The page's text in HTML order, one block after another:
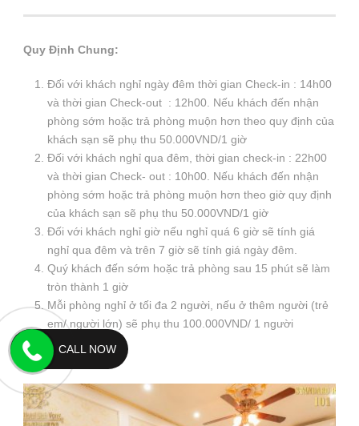
Quy Định Chung:
Đối với khách nghỉ ngày đêm thời gian Check-in : 14h00
và thời gian Check-out : 12h00. Nếu khách đến nhận
phòng sớm hoặc trả phòng muộn hơn theo quy định của
khách sạn sẽ phụ thu 50.000VND/1 giờ
Đối với khách nghỉ qua đêm, thời gian check-in : 22h00
và thời gian Check- out : 10h00. Nếu khách đến nhận
phòng sớm hoặc trả phòng muộn hơn theo giờ quy định
của khách sạn sẽ phụ thu 50.000VND/1 giờ
Đối với khách nghỉ giờ nếu nghỉ quá 6 giờ sẽ tính giá
nghỉ qua đêm và trên 7 giờ sẽ tính giá ngày đêm.
Quý khách đến sớm hoặc trả phòng sau 15 phút sẽ làm
tròn thành 1 giờ
Mỗi phòng nghỉ ở tối đa 2 người, nếu ở thêm người (trẻ
em/ người lớn) sẽ phụ thu 100.000VND/ 1 người
Ảnh
CALL NOW